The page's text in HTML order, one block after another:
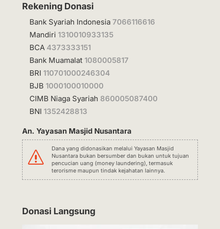
Rekening Donasi
Bank Syariah Indonesia 7066116616
Mandiri 1310010933135
BCA 4373333151
Bank Muamalat 1080005817
BRI 110701000246304
BJB 1000100010000
CIMB Niaga Syariah 860005087400
BNI 1352428813
An. Yayasan Masjid Nusantara
s
Dana yang didonasikan melalui Yayasan Masjid
Nusantara bukan bersumber dan bukan untuk tujuan
pencucian uang (money laundering), termasuk
terorisme maupun tindak kejahatan lainnya.
Donasi Langsung